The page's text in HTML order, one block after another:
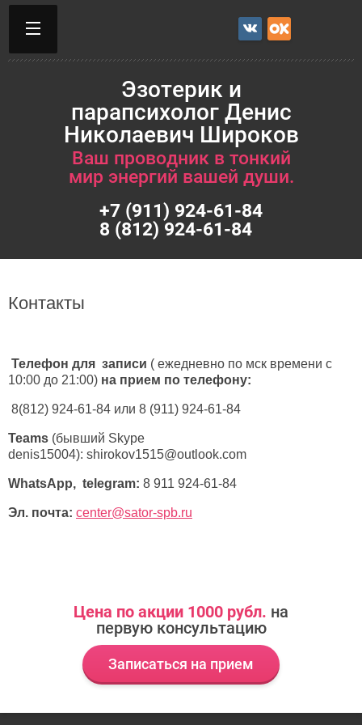
Эзотерик и
парапсихолог Денис
Николаевич Широков
Ваш проводник в тонкий
мир энергий вашей души.
+7 (911) 924-61-84
8 (812) 924-61-84
Контакты
Телефон для записи ( ежедневно по мск времени с
10:00 до 21:00) на прием по телефону:
8(812) 924-61-84 или 8 (911) 924-61-84
Teams (бывший Skype
denis15004): shirokov1515@outlook.com
WhatsApp, telegram: 8 911 924-61-84
Эл. почта: center@sator-spb.ru
Цена по акции 1000 рубл. на
первую консультацию
Записаться на прием